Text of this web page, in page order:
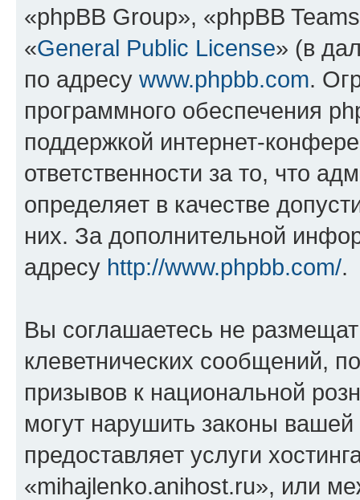
«phpBB Group», «phpBB
«General Public License» (в
по адресу www.phpbb.com.
программного обеспечения
поддержкой интернет-
ответственности за то, что
определяет в качестве
них. За дополнительной
адресу http://www.phpbb.com/.
Вы соглашаетесь не
клеветнических сообщений,
призывов к национальной
могут нарушить законы
предоставляет услуги
«mihajlenko.anihost.ru», или